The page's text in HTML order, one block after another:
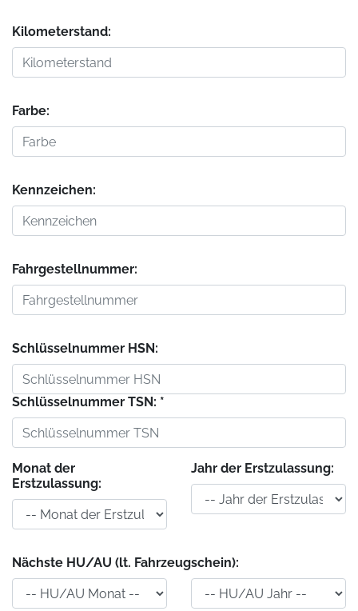
Kilometerstand:
Farbe:
Kennzeichen:
Fahrgestellnummer:
Schlüsselnummer HSN:
Schlüsselnummer TSN: *
Monat der
Erstzulassung:
Jahr der Erstzulassung:
Nächste HU/AU (lt. Fahrzeugschein):